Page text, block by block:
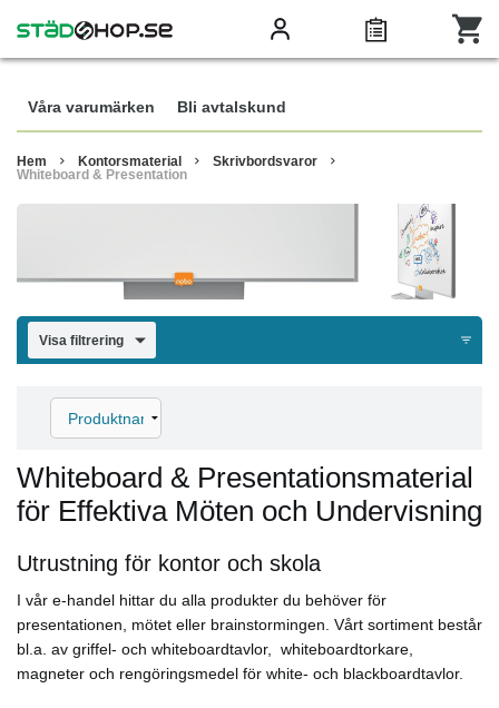
Våra varumärken Bli avtalskund
Hem Kontorsmaterial
Skrivbordsvaror
Whiteboard & Presentation
Visa filtrering
Whiteboard & Presentationsmaterial
för Effektiva Möten och Undervisning
Utrustning för kontor och skola
I vår e-handel hittar du alla produkter du behöver för
presentationen, mötet eller brainstormingen. Vårt sortiment består
bl.a. av griffel- och whiteboardtavlor, whiteboardtorkare,
magneter och rengöringsmedel för white- och blackboardtavlor.